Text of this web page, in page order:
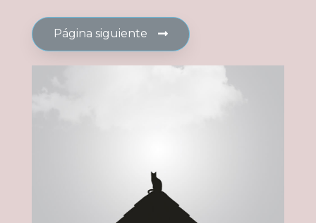
Página siguiente